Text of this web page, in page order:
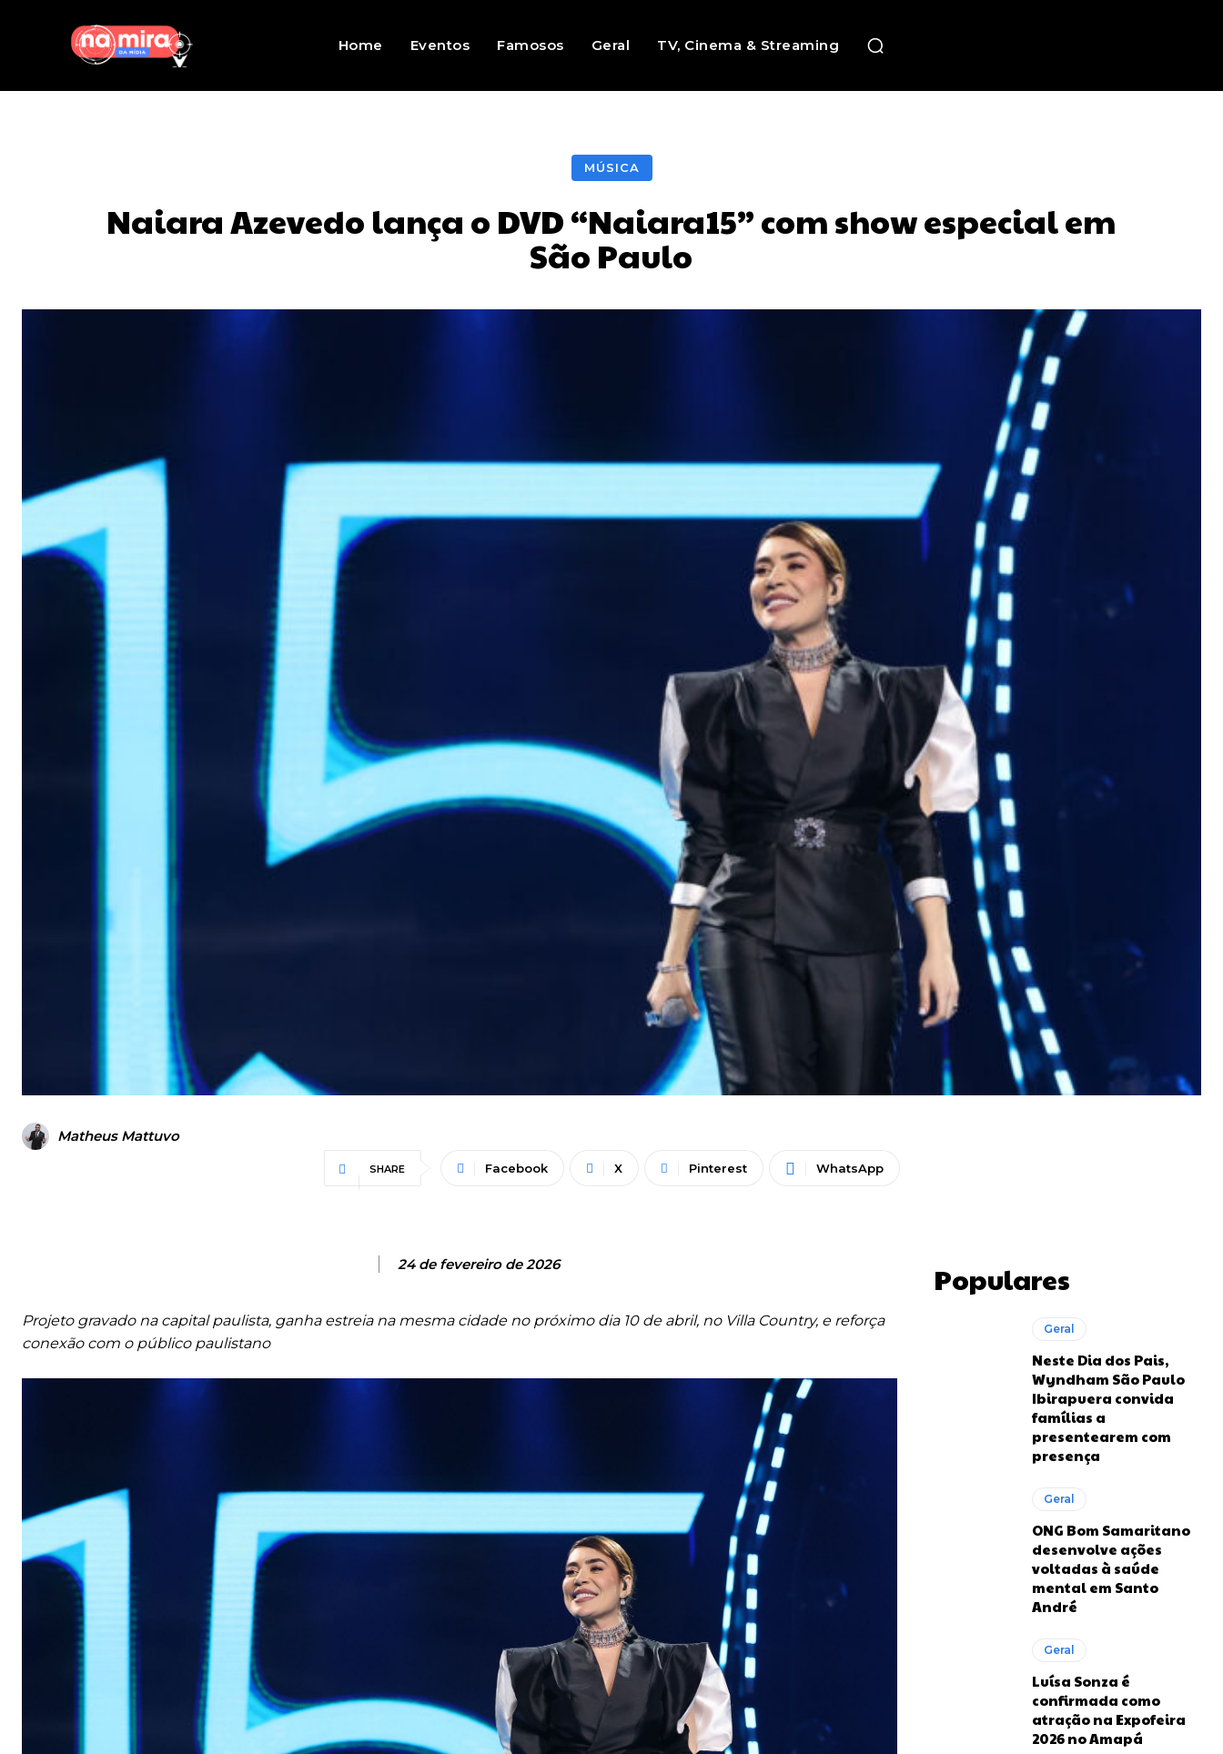
Home Eventos Famosos Geral TV, Cinema & Streaming
MÚSICA
Naiara Azevedo lança o DVD “Naiara15” com show especial em
São Paulo
Matheus Mattuvo
SHARE Facebook X Pinterest WhatsApp
24 de fevereiro de 2026
Projeto gravado na capital paulista, ganha estreia na mesma cidade no próximo dia 10 de abril, no Villa Country, e reforça
conexão com o público paulistano
Populares
Geral
Neste Dia dos Pais,
Wyndham São Paulo
Ibirapuera convida
famílias a
presentearem com
presença
Geral
ONG Bom Samaritano
desenvolve ações
voltadas à saúde
mental em Santo
André
Geral
Luísa Sonza é
confirmada como
atração na Expofeira
2026 no Amapá